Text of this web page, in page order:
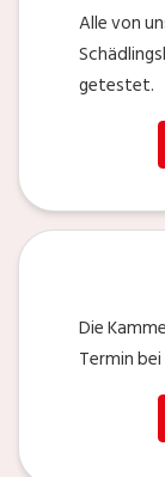
Alle von
getestet.
Die
Termin